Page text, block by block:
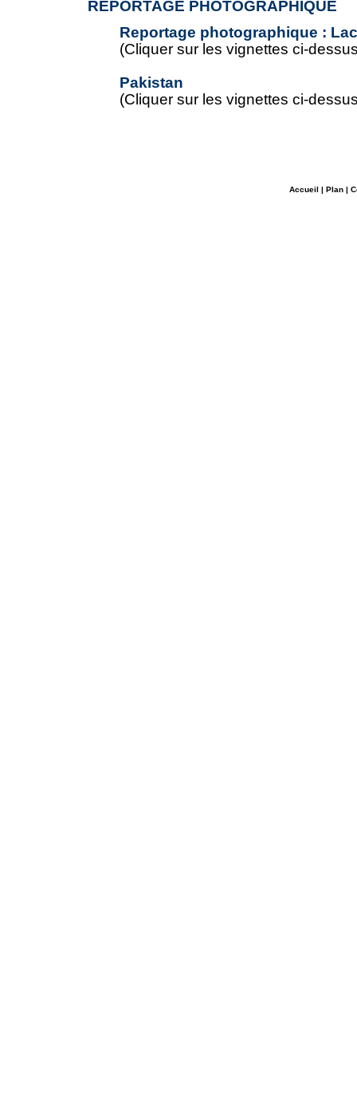
REPORTAGE PHOTOGRAPHIQUE
Reportage photographique :
(Cliquer sur les vignettes ci-
Pakistan
(Cliquer sur les vignettes ci-
Accueil | Plan|